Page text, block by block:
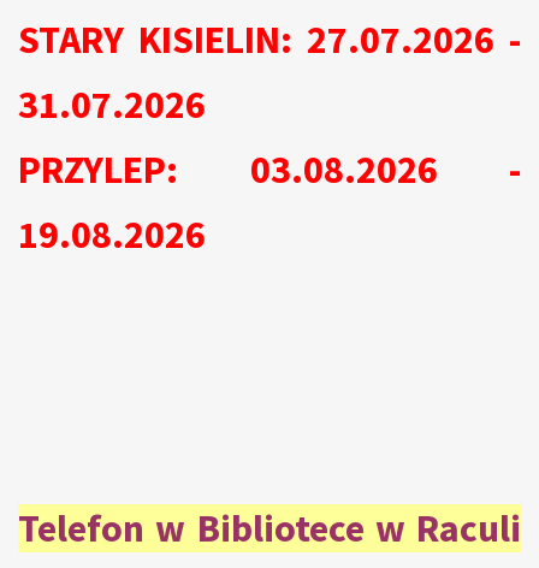
STARY KISIELIN: 27.07.2026 -
31.07.2026
PRZYLEP: 03.08.2026 -
19.08.2026
Telefon w Bibliotece w Raculi